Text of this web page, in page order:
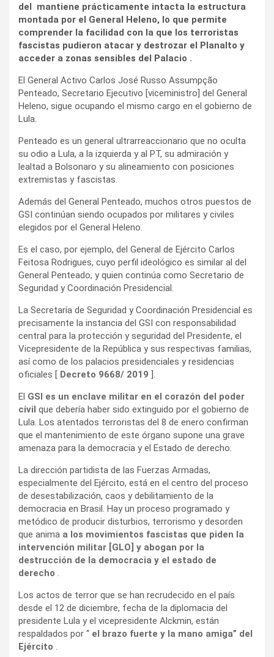
del mantiene prácticamente intacta la estructura
montada por el General Heleno, lo que permite
comprender la facilidad con la que los terroristas
fascistas pudieron atacar y destrozar el Planalto y
acceder a zonas sensibles del Palacio .
El General Activo Carlos José Russo Assumpção
Penteado, Secretario Ejecutivo [viceministro] del General
Heleno, sigue ocupando el mismo cargo en el gobierno de
Lula.
Penteado es un general ultrarreaccionario que no oculta
su odio a Lula, a la izquierda y al PT, su admiración y
lealtad a Bolsonaro y su alineamiento con posiciones
extremistas y fascistas.
Además del General Penteado, muchos otros puestos de
GSI continúan siendo ocupados por militares y civiles
elegidos por el General Heleno.
Es el caso, por ejemplo, del General de Ejército Carlos
Feitosa Rodrigues, cuyo perfil ideológico es similar al del
General Penteado, y quien continúa como Secretario de
Seguridad y Coordinación Presidencial.
La Secretaría de Seguridad y Coordinación Presidencial es
precisamente la instancia del GSI con responsabilidad
central para la protección y seguridad del Presidente, el
Vicepresidente de la República y sus respectivas familias,
así como de los palacios presidenciales y residencias
oficiales [ Decreto 9668/ 2019 ].
El GSI es un enclave militar en el corazón del poder
civil que debería haber sido extinguido por el gobierno de
Lula. Los atentados terroristas del 8 de enero confirman
que el mantenimiento de este órgano supone una grave
amenaza para la democracia y el Estado de derecho.
La dirección partidista de las Fuerzas Armadas,
especialmente del Ejército, está en el centro del proceso
de desestabilización, caos y debilitamiento de la
democracia en Brasil. Hay un proceso programado y
metódico de producir disturbios, terrorismo y desorden
que anima a los movimientos fascistas que piden la
intervención militar [GLO] y abogan por la
destrucción de la democracia y el estado de
derecho .
Los actos de terror que se han recrudecido en el país
desde el 12 de diciembre, fecha de la diplomacia del
presidente Lula y el vicepresidente Alckmin, están
respaldados por “ el brazo fuerte y la mano amiga” del
Ejército .